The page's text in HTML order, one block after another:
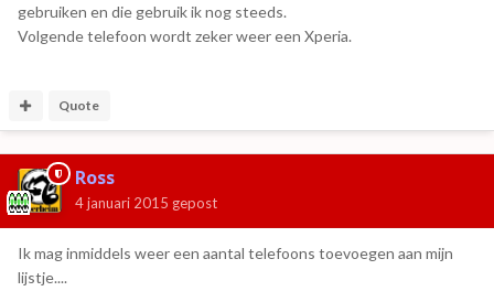
gebruiken en die gebruik ik nog steeds.
Volgende telefoon wordt zeker weer een Xperia.
Quote
Ross
4 januari 2015 gepost
Ik mag inmiddels weer een aantal telefoons toevoegen aan mijn
lijstje....